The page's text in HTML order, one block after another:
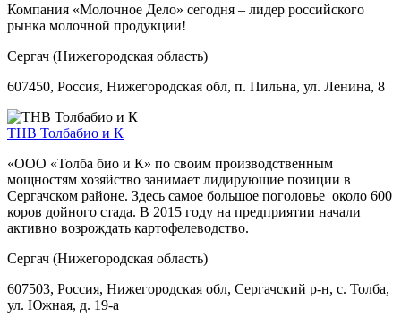
Компания «Молочное Дело» сегодня – лидер российского
рынка молочной продукции!
Сергач (Нижегородская область)
607450, Россия, Нижегородская обл, п. Пильна, ул. Ленина, 8
ТНВ Толбабио и К
«ООО «Толба био и К» по своим производственным
мощностям хозяйство занимает лидирующие позиции в
Сергачском районе. Здесь самое большое поголовье ­ около 600
коров дойного стада. В 2015 году на предприятии начали
активно возрождать картофелеводство.
Сергач (Нижегородская область)
607503, Россия, Нижегородская обл, Сергачский р-н, с. Толба,
ул. Южная, д. 19-а